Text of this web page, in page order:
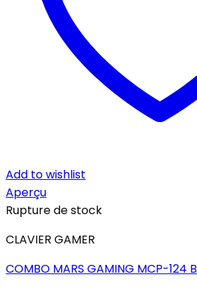
Add to wishlist
Aperçu
Rupture de stock
CLAVIER GAMER
COMBO MARS GAMING MCP-124